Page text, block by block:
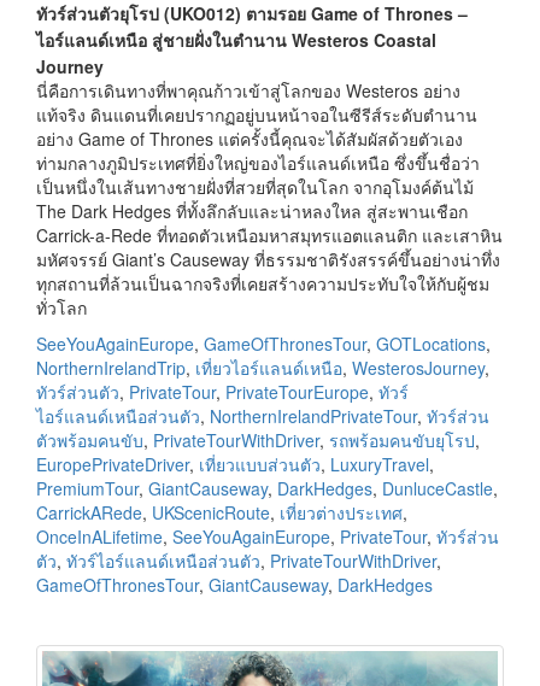
ทัวร์ส่วนตัวยุโรป (UKO012) ตามรอย Game of Thrones –
ไอร์แลนด์เหนือ สู่ชายฝั่งในตำนาน Westeros Coastal
Journey
นี่คือการเดินทางที่พาคุณก้าวเข้าสู่โลกของ Westeros อย่าง
แท้จริง ดินแดนที่เคยปรากฏอยู่บนหน้าจอในซีรีส์ระดับตำนาน
อย่าง Game of Thrones แต่ครั้งนี้คุณจะได้สัมผัสด้วยตัวเอง
ท่ามกลางภูมิประเทศที่ยิ่งใหญ่ของไอร์แลนด์เหนือ ซึ่งขึ้นชื่อว่า
เป็นหนึ่งในเส้นทางชายฝั่งที่สวยที่สุดในโลก จากอุโมงค์ต้นไม้
The Dark Hedges ที่ทั้งลึกลับและน่าหลงใหล สู่สะพานเชือก
Carrick-a-Rede ที่ทอดตัวเหนือมหาสมุทรแอตแลนติก และเสาหิน
มหัศจรรย์ Giant’s Causeway ที่ธรรมชาติรังสรรค์ขึ้นอย่างน่าทึ่ง
ทุกสถานที่ล้วนเป็นฉากจริงที่เคยสร้างความประทับใจให้กับผู้ชม
ทั่วโลก
SeeYouAgainEurope, GameOfThronesTour, GOTLocations,
NorthernIrelandTrip, เที่ยวไอร์แลนด์เหนือ, WesterosJourney,
ทัวร์ส่วนตัว, PrivateTour, PrivateTourEurope, ทัวร์
ไอร์แลนด์เหนือส่วนตัว, NorthernIrelandPrivateTour, ทัวร์ส่วน
ตัวพร้อมคนขับ, PrivateTourWithDriver, รถพร้อมคนขับยุโรป,
EuropePrivateDriver, เที่ยวแบบส่วนตัว, LuxuryTravel,
PremiumTour, GiantCauseway, DarkHedges, DunluceCastle,
CarrickARede, UKScenicRoute, เที่ยวต่างประเทศ,
OnceInALifetime, SeeYouAgainEurope, PrivateTour, ทัวร์ส่วน
ตัว, ทัวร์ไอร์แลนด์เหนือส่วนตัว, PrivateTourWithDriver,
GameOfThronesTour, GiantCauseway, DarkHedges